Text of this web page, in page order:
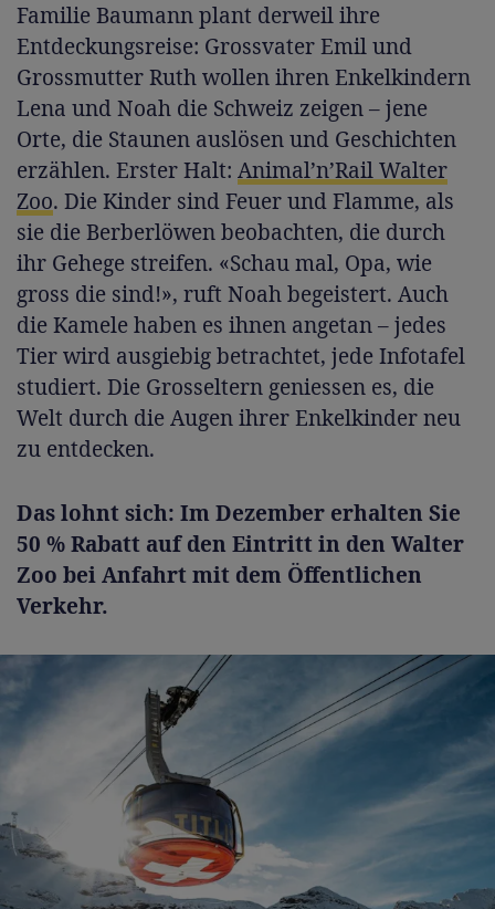
Familie Baumann plant derweil ihre
Entdeckungsreise: Grossvater Emil und
Grossmutter Ruth wollen ihren Enkelkindern
Lena und Noah die Schweiz zeigen – jene
Orte, die Staunen auslösen und Geschichten
erzählen. Erster Halt: Animal’n’Rail Walter
Zoo. Die Kinder sind Feuer und Flamme, als
sie die Berberlöwen beobachten, die durch
ihr Gehege streifen. «Schau mal, Opa, wie
gross die sind!», ruft Noah begeistert. Auch
die Kamele haben es ihnen angetan – jedes
Tier wird ausgiebig betrachtet, jede Infotafel
studiert. Die Grosseltern geniessen es, die
Welt durch die Augen ihrer Enkelkinder neu
zu entdecken.
Das lohnt sich: Im Dezember erhalten Sie
50 % Rabatt auf den Eintritt in den Walter
Zoo bei Anfahrt mit dem Öffentlichen
Verkehr.